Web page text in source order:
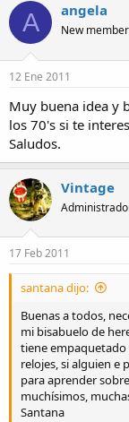
A angela
New member
12 Ene 2011
Muy buena idea y
los 70's si te
Saludos.
Vintage
17 Feb 2011
santana dijo:
Buenas a todos,
mi bisabuelo de
tiene
relojes, si alguien e
para aprender
muchísimos,
Santana